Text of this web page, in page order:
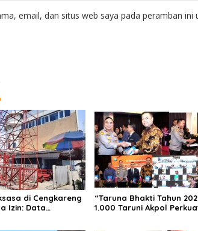
email, dan situs web saya pada peramban
di Cengkareng
Izin: Data
“Taruna Bhakti Tahun
1.000 Taruni Akpol